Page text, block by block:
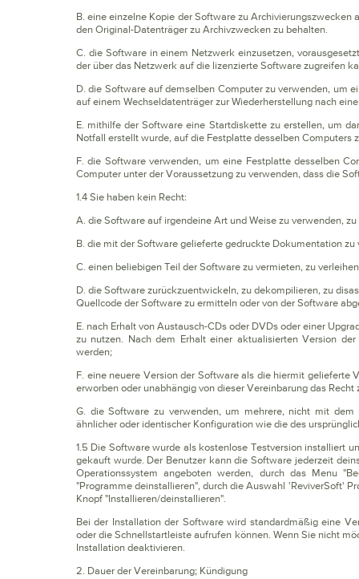
B. eine einzelne Kopie der Software zu
den Original-Datenträger zu Archivzwecken zu behalten.
C. die Software in einem Netzwerk einzusetzen,
der über das Netzwerk auf die lizenzierte Software zugreifen
D. die Software auf demselben Computer zu verwenden, um
auf einem Wechseldatenträger zur Wiederherstellung nach
E. mithilfe der Software eine Startdiskette zu erstellen, um
Notfall erstellt wurde, auf die Festplatte desselben Computers
F. die Software verwenden, um eine Festplatte desselben
Computer unter der Voraussetzung zu verwenden, dass die
1.4 Sie haben kein Recht:
A. die Software auf irgendeine Art und Weise zu verwenden,
B. die mit der Software gelieferte gedruckte Dokumentation zu
C. einen beliebigen Teil der Software zu vermieten, zu
D. die Software zurückzuentwickeln, zu dekompilieren, zu
Quellcode der Software zu ermitteln oder von der Software
E. nach Erhalt von Austausch-CDs oder DVDs oder einer
zu nutzen. Nach dem Erhalt einer aktualisierten Version
werden;
F. eine neuere Version der Software als die hiermit gelieferte
erworben oder unabhängig von dieser Vereinbarung das
G. die Software zu verwenden, um mehrere, nicht mit
ähnlicher oder identischer Konfiguration wie die des
1.5 Die Software wurde als kostenlose Testversion installiert
gekauft wurde. Der Benutzer kann die Software jederzeit
Operationssystem angeboten werden, durch das Menu
"Programme deinstallieren", durch die Auswahl 'ReviverSoft'
Knopf "Installieren/deinstallieren".
Bei der Installation der Software wird standardmäßig eine
oder die Schnellstartleiste aufrufen können. Wenn Sie nicht
Installation deaktivieren.
2. Dauer der Vereinbarung; Kündigung